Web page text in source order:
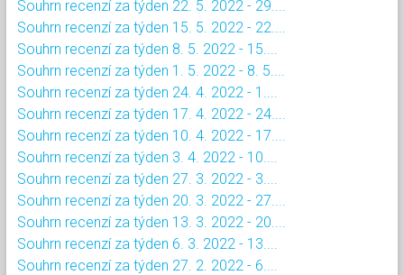
Souhrn recenzí za týden 22. 5. 2022 - 29....
Souhrn recenzí za týden 15. 5. 2022 - 22....
Souhrn recenzí za týden 8. 5. 2022 - 15....
Souhrn recenzí za týden 1. 5. 2022 - 8. 5....
Souhrn recenzí za týden 24. 4. 2022 - 1....
Souhrn recenzí za týden 17. 4. 2022 - 24....
Souhrn recenzí za týden 10. 4. 2022 - 17....
Souhrn recenzí za týden 3. 4. 2022 - 10....
Souhrn recenzí za týden 27. 3. 2022 - 3....
Souhrn recenzí za týden 20. 3. 2022 - 27....
Souhrn recenzí za týden 13. 3. 2022 - 20....
Souhrn recenzí za týden 6. 3. 2022 - 13....
Souhrn recenzí za týden 27. 2. 2022 - 6....